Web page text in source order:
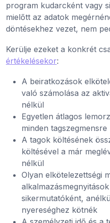
program kudarcként vagy
mielőtt az adatok
döntésekhez vezet, nem
Kerülje ezeket a konkrét
értékelésekor:
A beiratkozások
való számolása az
nélkül
Egyetlen átlagos
minden tagszegmensre
A tagok költésének
költésével a már
nélkül
Olyan elkötelezettségi
sikermutatóként,
nyereséghez kötnék